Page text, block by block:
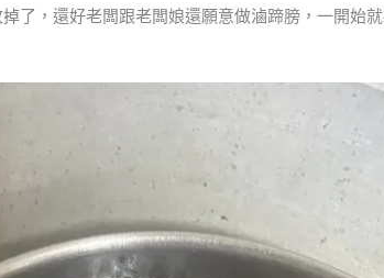
了，還好老闆跟老闆娘還願意做滷蹄膀，一開始